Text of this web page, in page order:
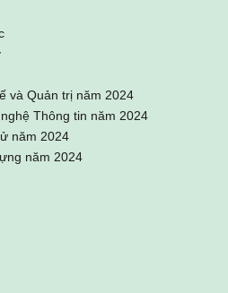
và Quản trị năm 2024
Thông tin năm 2024
năm 2024
năm 2024